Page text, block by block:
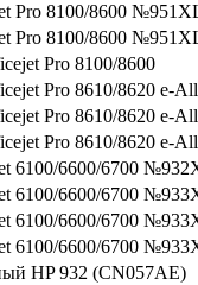
Pro 8100/8600
Pro 8100/8600
Pro 8100/8600
Pro 8610/8620 e-
Pro 8610/8620 e-
Pro 8610/8620 e-
6100/6600/6700
6100/6600/6700
6100/6600/6700
6100/6600/6700
HP 932 (CN057AE)